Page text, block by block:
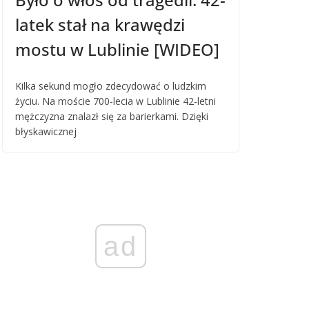
latek stał na krawędzi
mostu w Lublinie [WIDEO]
Kilka sekund mogło zdecydować o ludzkim
życiu. Na moście 700-lecia w Lublinie 42-letni
mężczyzna znalazł się za barierkami. Dzięki
błyskawicznej
ad